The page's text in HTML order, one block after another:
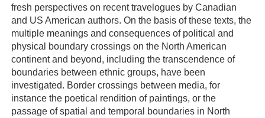
fresh perspectives on recent travelogues by Canadian
and US American authors. On the basis of these texts, the
multiple meanings and consequences of political and
physical boundary crossings on the North American
continent and beyond, including the transcendence of
boundaries between ethnic groups, have been
investigated. Border crossings between media, for
instance the poetical rendition of paintings, or the
passage of spatial and temporal boundaries in North